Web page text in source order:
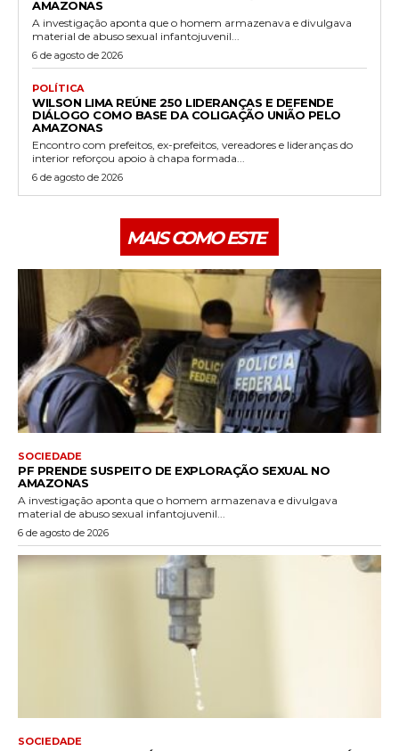
AMAZONAS
A investigação aponta que o homem armazenava e divulgava
material de abuso sexual infantojuvenil...
6 de agosto de 2026
POLÍTICA
WILSON LIMA REÚNE 250 LIDERANÇAS E DEFENDE
DIÁLOGO COMO BASE DA COLIGAÇÃO UNIÃO PELO
AMAZONAS
Encontro com prefeitos, ex-prefeitos, vereadores e lideranças do
interior reforçou apoio à chapa formada...
6 de agosto de 2026
MAIS COMO ESTE
SOCIEDADE
PF PRENDE SUSPEITO DE EXPLORAÇÃO SEXUAL NO
AMAZONAS
A investigação aponta que o homem armazenava e divulgava
material de abuso sexual infantojuvenil...
6 de agosto de 2026
SOCIEDADE